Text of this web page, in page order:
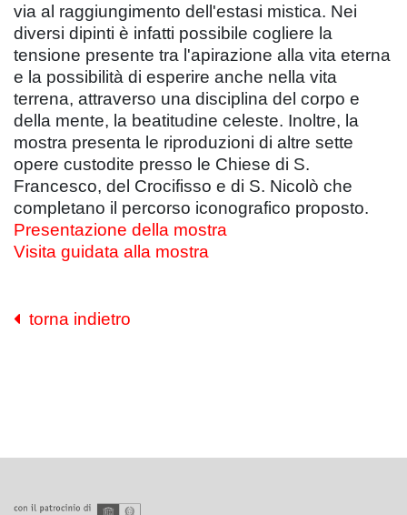
via al raggiungimento dell'estasi mistica. Nei
diversi dipinti è infatti possibile cogliere la
tensione presente tra l'apirazione alla vita eterna
e la possibilità di esperire anche nella vita
terrena, attraverso una disciplina del corpo e
della mente, la beatitudine celeste. Inoltre, la
mostra presenta le riproduzioni di altre sette
opere custodite presso le Chiese di S.
Francesco, del Crocifisso e di S. Nicolò che
completano il percorso iconografico proposto.
Presentazione della mostra
Visita guidata alla mostra
torna indietro